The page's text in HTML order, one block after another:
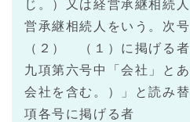
じ。）又は経営承継相続
営承継相続人をいう。次
（２） （１）に掲げる
九項第六号中「会社」と
会社を含む。）」と読み
項各号に掲げる者